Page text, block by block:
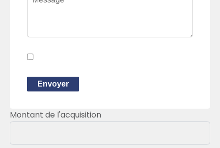
Envoyer
Montant de l'acquisition